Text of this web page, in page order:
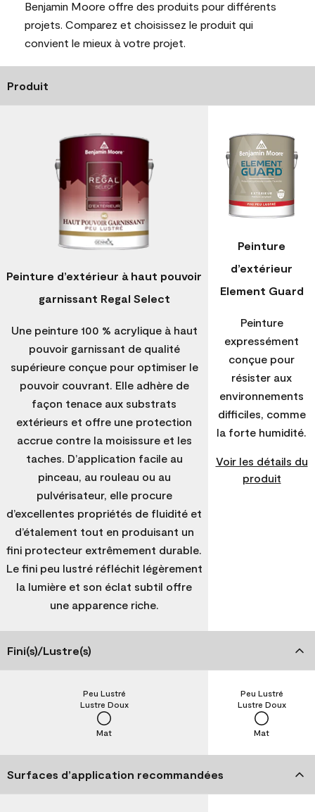
Benjamin Moore offre des produits pour différents
projets. Comparez et choisissez le produit qui
convient le mieux à votre projet.
Produit
Peinture d’extérieur à haut pouvoir
garnissant Regal Select
Une peinture 100 % acrylique à haut
pouvoir garnissant de qualité
supérieure conçue pour optimiser le
pouvoir couvrant. Elle adhère de
façon tenace aux substrats
extérieurs et offre une protection
accrue contre la moisissure et les
taches. D’application facile au
pinceau, au rouleau ou au
pulvérisateur, elle procure
d’excellentes propriétés de fluidité et
d’étalement tout en produisant un
fini protecteur extrêmement durable.
Le fini peu lustré réfléchit légèrement
la lumière et son éclat subtil offre
une apparence riche.
Peinture
d’extérieur
Element Guard
Peinture
expressément
conçue pour
résister aux
environnements
difficiles, comme
la forte humidité.
Voir les détails du
produit
Fini(s)/Lustre(s)
Mat
Lustre Doux
Peu Lustré
Mat
Lustre Doux
Peu Lustré
Surfaces d’application recommandées